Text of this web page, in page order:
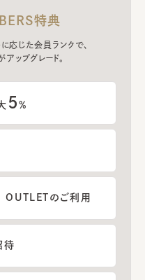
特典
じた会員ランクで、
ップグレード。
5%
のご利用
待